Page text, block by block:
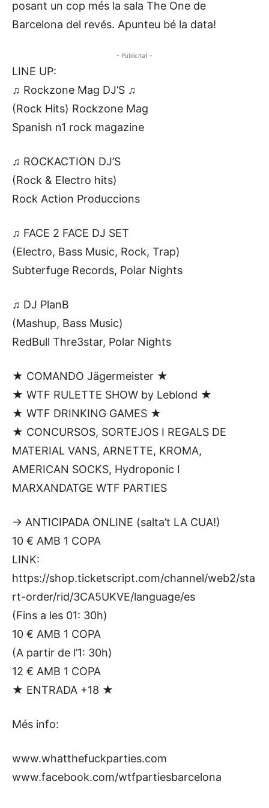
posant un cop més la sala The One de
Barcelona del revés. Apunteu bé la data!
- Publicitat -
LINE UP:
♫ Rockzone Mag DJ’S ♫
(Rock Hits) Rockzone Mag
Spanish n1 rock magazine
♫ ROCKACTION DJ’S
(Rock & Electro hits)
Rock Action Produccions
♫ FACE 2 FACE DJ SET
(Electro, Bass Music, Rock, Trap)
Subterfuge Records, Polar Nights
♫ DJ PlanB
(Mashup, Bass Music)
RedBull Thre3star, Polar Nights
★ COMANDO Jägermeister ★
★ WTF RULETTE SHOW by Leblond ★
★ WTF DRINKING GAMES ★
★ CONCURSOS, SORTEJOS I REGALS DE
MATERIAL VANS, ARNETTE, KROMA,
AMERICAN SOCKS, Hydroponic I
MARXANDATGE WTF PARTIES
-> ANTICIPADA ONLINE (salta’t LA CUA!)
10 € AMB 1 COPA
LINK:
https://shop.ticketscript.com/channel/web2/sta
rt-order/rid/3CA5UKVE/language/es
(Fins a les 01: 30h)
10 € AMB 1 COPA
(A partir de l’1: 30h)
12 € AMB 1 COPA
★ ENTRADA +18 ★
Més info:
www.whatthefuckparties.com
www.facebook.com/wtfpartiesbarcelona